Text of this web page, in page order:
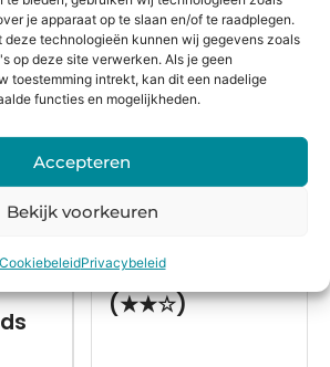
je apparaat op te slaan en/of te raadplegen.
deze technologieën kunnen wij gegevens zoals
op deze site verwerken. Als je geen
toestemming intrekt, kan dit een nadelige
functies en mogelijkheden.
Accepteren
Bekijk voorkeuren
CookiebeleidPrivacybeleid
06 1661 9 777
(★★☆)